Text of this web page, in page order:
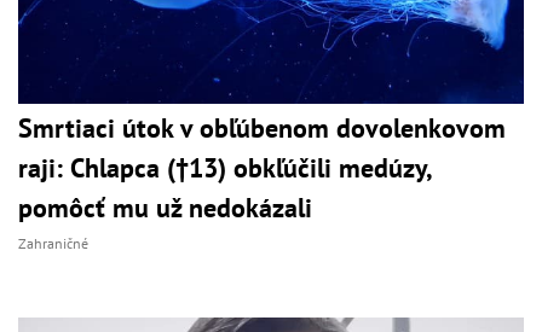
Smrtiaci útok v obľúbenom dovolenkovom
raji: Chlapca (†13) obkľúčili medúzy,
pomôcť mu už nedokázali
Zahraničné